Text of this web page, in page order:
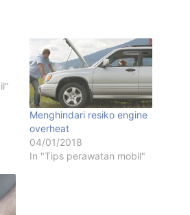
Menghindari resiko engine
overheat
04/01/2018
In "Tips perawatan mobil"